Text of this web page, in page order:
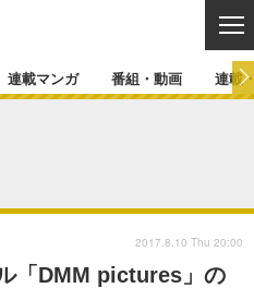
マンガ
カバー
連載マンガ 番組・動画 連載
「DMM pictures」の
2017.8.10 Thu 20:00